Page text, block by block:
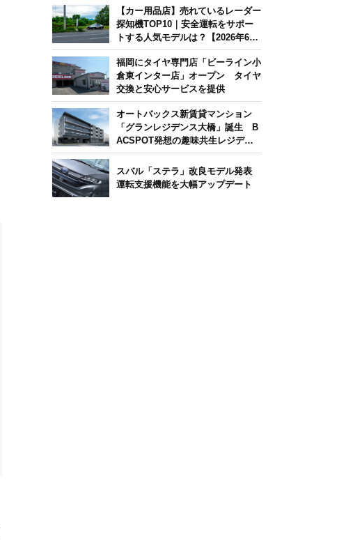
【カー用品店】売れているレーダー
探知機TOP10｜安全運転をサポー
トする人気モデルは？【2026年6月
版】
福岡にタイヤ専門店「ビーライン小
倉東インター店」オープン タイヤ
交換と安心サービスを提供
オートバックス新賃貸マンション
「グランレジデンス大橋」誕生 B
ACSPOT発想の趣味共生レジデン
ス
スバル「ステラ」改良モデル発表
運転支援機能を大幅アップデート